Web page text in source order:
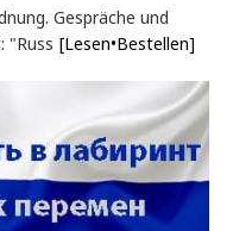
Gespräche und
"Russ [Lesen•Bestellen]